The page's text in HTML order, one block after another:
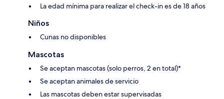
La edad mínima para realizar el check-in es de 18 años
Niños
Cunas no disponibles
Mascotas
Se aceptan mascotas (solo perros, 2 en total)*
Se aceptan animales de servicio
Las mascotas deben estar supervisadas